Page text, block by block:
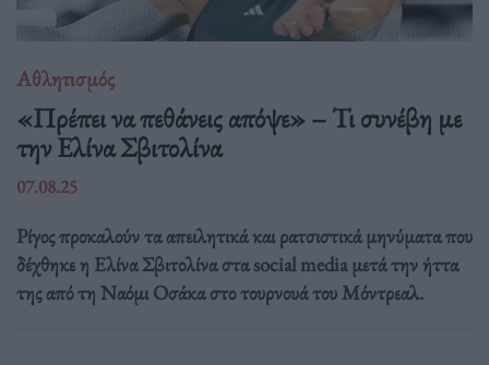
Αθλητισμός
«Πρέπει να πεθάνεις απόψε» – Τι συνέβη με
την Ελίνα Σβιτολίνα
07.08.25
Ρίγος προκαλούν τα απειλητικά και ρατσιστικά μηνύματα που
δέχθηκε η Ελίνα Σβιτολίνα στα social media μετά την ήττα
της από τη Ναόμι Οσάκα στο τουρνουά του Μόντρεαλ.